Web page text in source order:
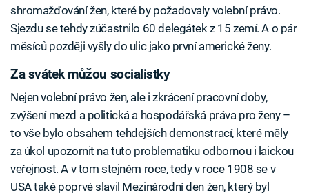
shromažďování žen, které by požadovaly volební právo.
Sjezdu se tehdy zúčastnilo 60 delegátek z 15 zemí. A o pár
měsíců později vyšly do ulic jako první americké ženy.
Za svátek můžou socialistky
Nejen volební právo žen, ale i zkrácení pracovní doby,
zvýšení mezd a politická a hospodářská práva pro ženy –
to vše bylo obsahem tehdejších demonstrací, které měly
za úkol upozornit na tuto problematiku odbornou i laickou
veřejnost. A v tom stejném roce, tedy v roce 1908 se v
USA také poprvé slavil Mezinárodní den žen, který byl